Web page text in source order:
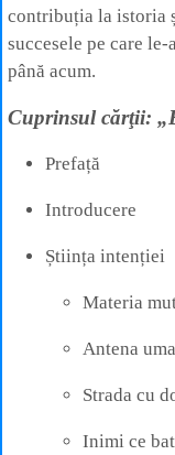
contribuția la istoria
succesele pe care
până acum.
Cuprinsul cărţii:
Prefață
Introducere
Știința intenției
Materia
Antena
Strada cu
Inimi ce